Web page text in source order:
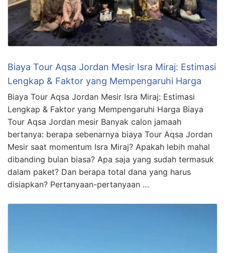
Biaya Tour Aqsa Jordan Mesir Isra Miraj: Estimasi
Lengkap & Faktor yang Mempengaruhi Harga
Biaya Tour Aqsa Jordan Mesir Isra Miraj: Estimasi
Lengkap & Faktor yang Mempengaruhi Harga Biaya
Tour Aqsa Jordan mesir Banyak calon jamaah
bertanya: berapa sebenarnya biaya Tour Aqsa Jordan
Mesir saat momentum Isra Miraj? Apakah lebih mahal
dibanding bulan biasa? Apa saja yang sudah termasuk
dalam paket? Dan berapa total dana yang harus
disiapkan? Pertanyaan-pertanyaan …